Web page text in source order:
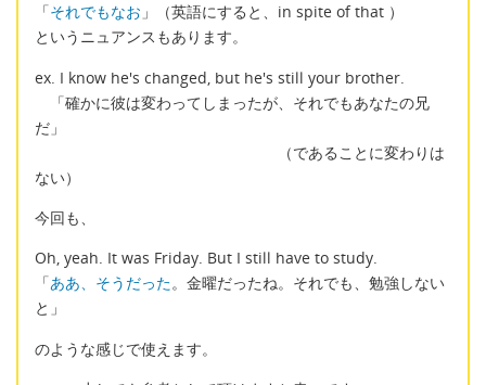
「それでもなお 」（英語にすると、in spite of that ）
というニュアンスもあります。
ex. I know he's changed, but he's still your brother.
「確かに彼は変わってしまったが、それでもあなたの兄
だ」
（であることに変わりは
ない）
今回も、
Oh, yeah. It was Friday. But I still have to study.
「ああ、そうだった。金曜だったね。それでも、勉強しない
と」
のような感じで使えます。